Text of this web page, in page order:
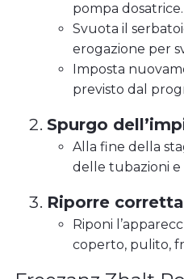
pompa dosatrice.
Svuota il
erogazione per
Imposta
previsto dal
Spurgo
Alla fine della
delle tubazioni
Riporre
Riponi
coperto, pulito,